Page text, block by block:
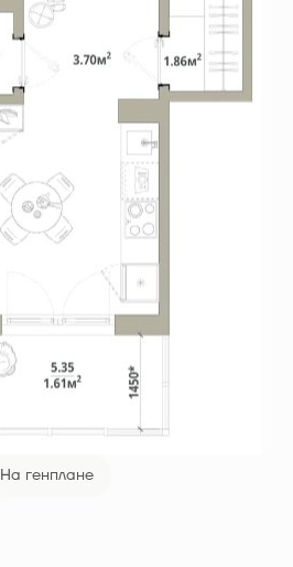
На генплане